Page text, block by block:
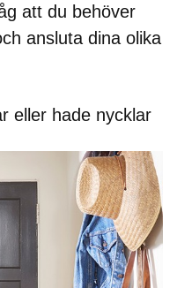
att du behöver
ansluta dina olika
eller hade nycklar